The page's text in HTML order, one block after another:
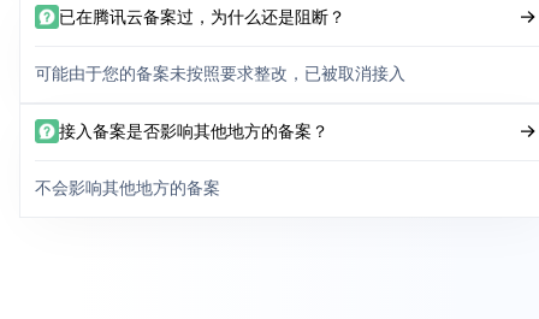
已在腾讯云备案过，为什么还是阻断？
可能由于您的备案未按照要求整改，已被取消接入
接入备案是否影响其他地方的备案？
不会影响其他地方的备案